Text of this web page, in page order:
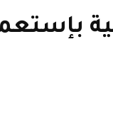
إلكترونية